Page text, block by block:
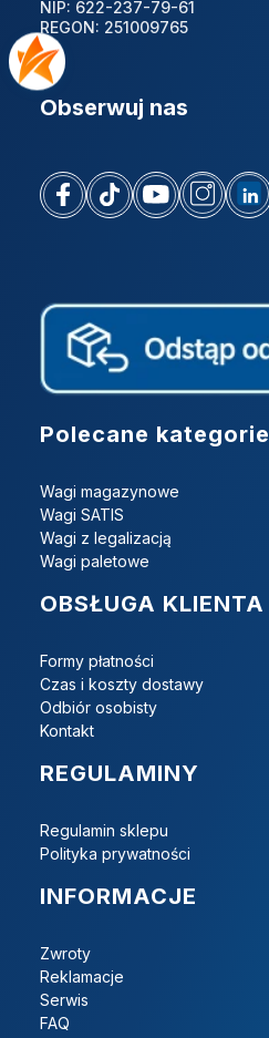
NIP: 622-237-79-61
REGON: 251009765
Obserwuj nas
Linki w stopce
Polecane kategorie
Wagi magazynowe
Wagi SATIS
Wagi z legalizacją
Wagi paletowe
OBSŁUGA KLIENTA
Formy płatności
Czas i koszty dostawy
Odbiór osobisty
Kontakt
REGULAMINY
Regulamin sklepu
Polityka prywatności
INFORMACJE
Zwroty
Reklamacje
Serwis
FAQ